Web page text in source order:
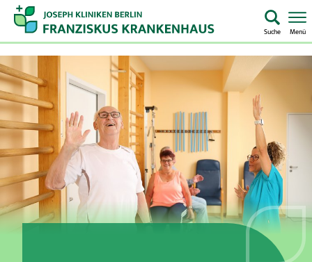
Suche Menü
Startseite
Home
Notaufnahme
Kliniken & Zentren
Aufenthalt & Besuch